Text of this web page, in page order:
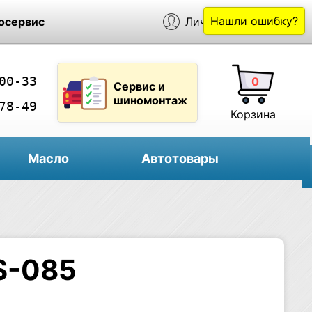
Личный кабинет
33
49
Сервис и
шиномонтаж
0
Корзина
Масло Автотовары
085
Нашли ошибку?